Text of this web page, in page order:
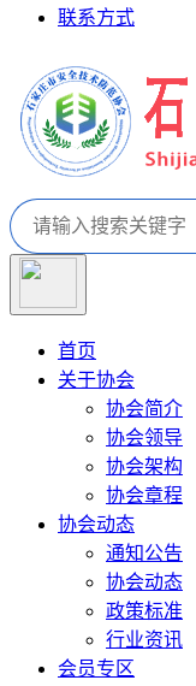
联系方式
首页
关于协会
协会简介
协会领导
协会架构
协会章程
协会动态
通知公告
协会动态
政策标准
行业资讯
会员专区